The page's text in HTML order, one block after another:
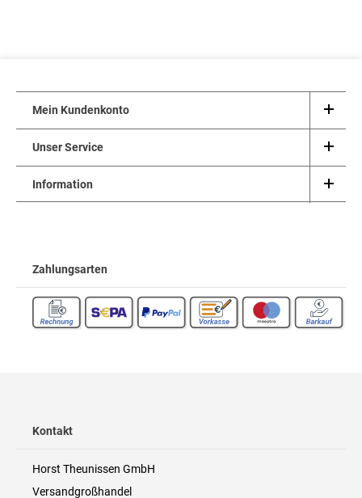
Mein Kundenkonto
Unser Service
Information
Zahlungsarten
Kontakt
Horst Theunissen GmbH
Versandgroßhandel